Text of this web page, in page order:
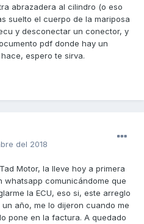
abrazadera al cilindro (o eso
suelto el cuerpo de la mariposa
y desconectar un conector, y
pdf donde hay un
espero te sirva.
del 2018
Motor, la lleve hoy a primera
whatsapp comunicándome que
la ECU, eso si, este arreglo
año, me lo dijeron cuando me
pone en la factura. A quedado